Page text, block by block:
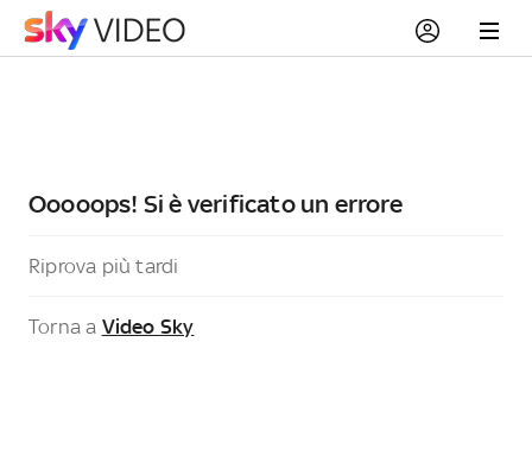
Ooooops! Si è verificato un errore
Riprova più tardi
Torna a Video Sky